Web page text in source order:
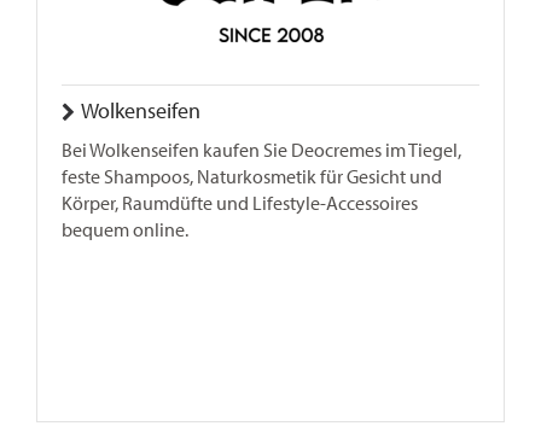
Wolkenseifen
Bei Wolkenseifen kaufen Sie Deocremes im Tiegel,
feste Shampoos, Naturkosmetik für Gesicht und
Körper, Raumdüfte und Lifestyle-Accessoires
bequem online.